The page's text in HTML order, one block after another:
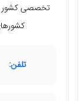
تخصصی کشور
تلفن: